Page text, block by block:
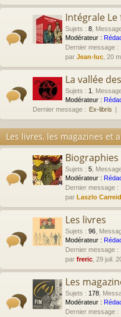
Intégrale Le
Sujets : 8
Modérateur :
Dernier message :
par Jean-luc , 20
La vallée
Sujets : 1
Modérateur :
Dernier message : Ex-libris
Les livres, les magazines et
Biographies
Sujets : 5
Modérateur :
Dernier message :
par Laszlo
Les livres
Sujets : 96
Modérateur :
Dernier message :
par freric , 29 juil.
Les
Sujets : 178
Modérateur :
Dernier message :